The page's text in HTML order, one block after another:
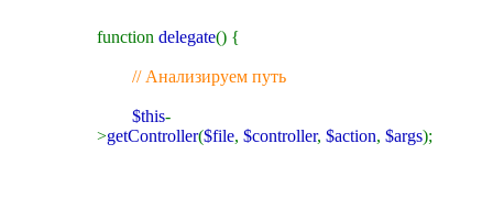
function delegate() {
// Анализируем путь
$this-
>getController($file, $controller, $action, $args);